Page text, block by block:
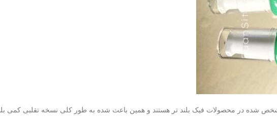
شده در محصولات فیک بلند تر هستند و همین باعث شده به طور کلی نسخه تقلبی کمی